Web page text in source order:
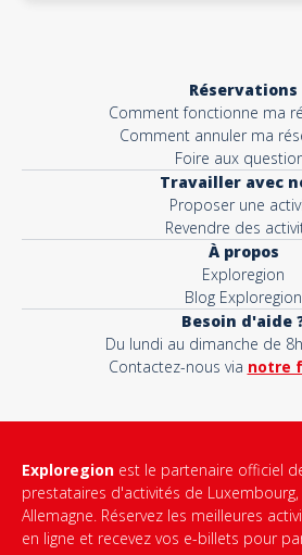
Réservations
Comment fonctionne ma
Comment annuler ma
Foire aux
Travailler avec
Proposer une
Revendre des
À propos
Exploregion
Blog Exploregion
Besoin d'aide
Du lundi au dimanche de
Contactez-nous via notre
Exploregion est le partenaire officiel
prestataires d'activités de Luxembourg,
Allemagne. Réservez les meilleures
en ligne et recevez vos e-billets pour